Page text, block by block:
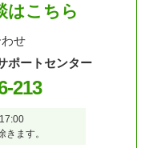
はこちら
せ
ポートセンター
213
ます。